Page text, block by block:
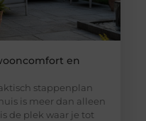
en
stappenplan
is meer dan alleen
de plek waar je tot